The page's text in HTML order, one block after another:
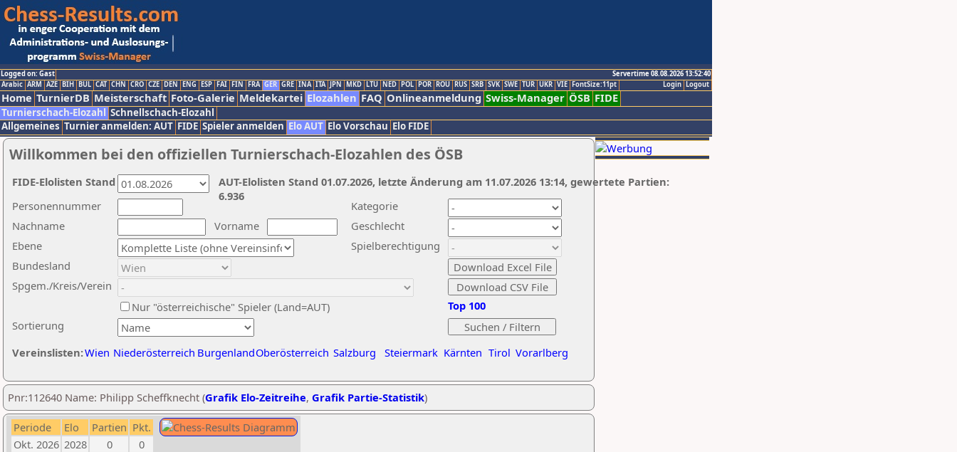
Logged on: Gast
Servertime 08.08.2026 13:52:40
Logout
Login
Arabic ARM AZE BIH BUL CAT CHN CRO CZE DEN ENG ESP FAI FIN FRA GER GRE INA ITA JPN MKD LTU NED POL POR ROU RUS SRB SVK SWE TUR UKR VIE FontSize:11pt
Home TurnierDB Meisterschaft Foto-Galerie Meldekartei Elozahlen FAQ Onlineanmeldung Swiss-Manager ÖSB FIDE
Turnierschach-Elozahl Schnellschach-Elozahl
Allgemeines Turnier anmelden: AUT FIDE Spieler anmelden Elo AUT Elo Vorschau Elo FIDE
Willkommen bei den offiziellen Turnierschach-Elozahlen des ÖSB
Nachname
Vorname
Ebene
Kategorie
Sortierung
Personennummer
Bundesland
Spgem./Kreis/Verein
Geschlecht
Nur "österreichische" Spieler (Land=AUT)
Spielberechtigung
Vereinslisten:Wien Niederösterreich BurgenlandOberösterreich Salzburg Steiermark Kärnten Tirol Vorarlberg
Top 100
AUT-Elolisten Stand 01.07.2026, letzte Änderung am 11.07.2026 13:14, gewertete Partien:
6.936
FIDE-Elolisten Stand
Pnr:112640 Name: Philipp Scheffknecht (Grafik Elo-Zeitreihe, Grafik Partie-Statistik)
Periode Elo Partien Pkt.
Okt. 2026 2028 0
0